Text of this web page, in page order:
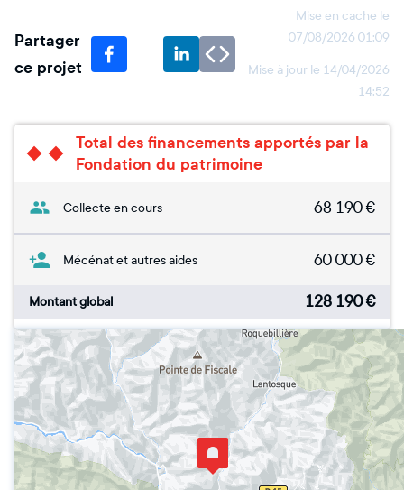
Partager
ce projet
Mise en cache le
07/08/2026 01:09
Mise à jour le 14/04/2026
14:52
Total des financements apportés par la
Fondation du patrimoine
Collecte en cours 68 190€
Mécénat et autres aides 60 000€
Montant global 128 190€